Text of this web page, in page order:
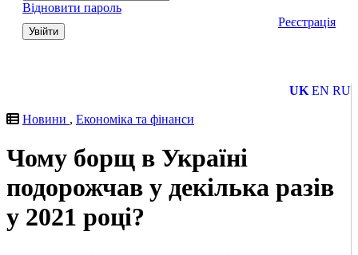
Відновити пароль
Увійти
Реєстрація
UK EN RU
Новини , Економіка та фінанси
Чому борщ в Україні
подорожчав у декілька разів
у 2021 році?